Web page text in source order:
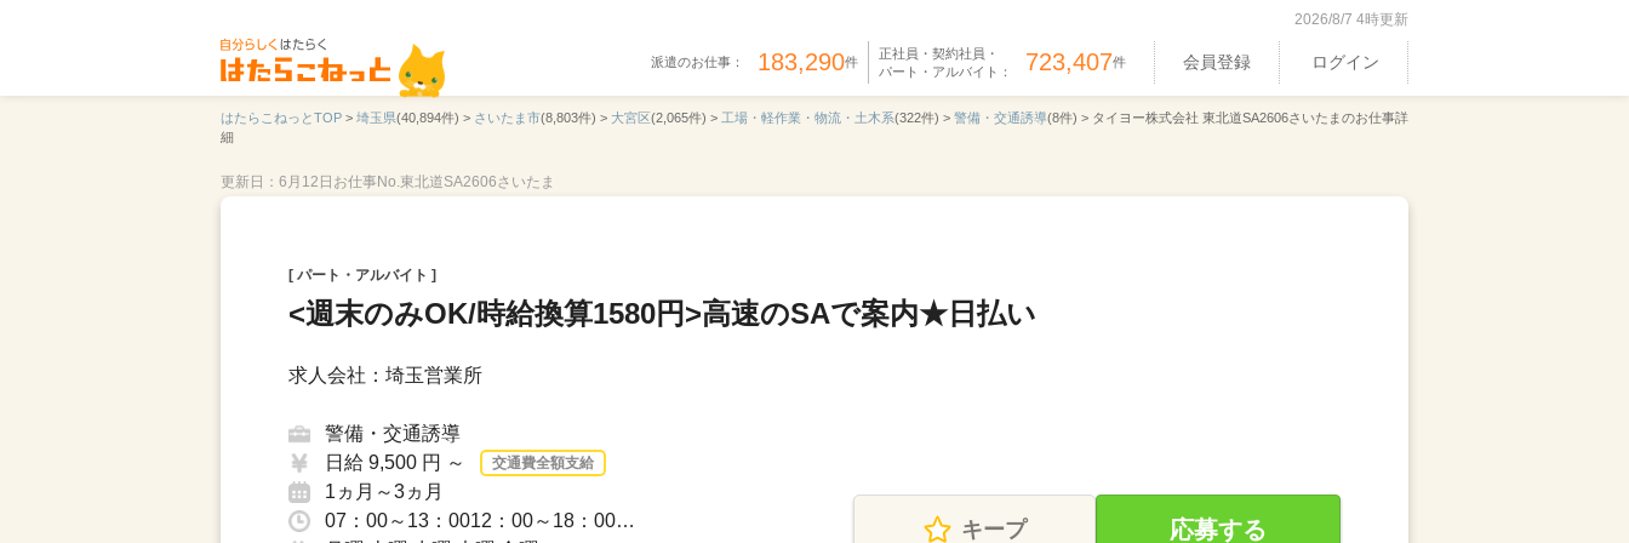
2026/8/7 4時更新
派遣のお仕事： 183,290件
正社員・契約社員・
パート・アルバイト： 723,407件 会員登録 ログイン
はたらこねっとTOP > 埼玉県(40,894件) > さいたま市(8,803件) > 大宮区(2,065件) > 工場・軽作業・物流・土木系(322件) > 警備・交通誘導(8件) > タイヨー株式会社 東北道SA2606さいたまのお仕事詳
細
更新日：6月12日 お仕事No.東北道SA2606さいたま
[ パート・アルバイト ]
<週末のみOK/時給換算1580円>高速のSAで案内★日払い
求人会社：埼玉営業所
警備・交通誘導
日給 9,500 円 ～
交通費全額支給
1ヵ月～3ヵ月
07：00～13：0012：00～18：00…
キープ 応募する